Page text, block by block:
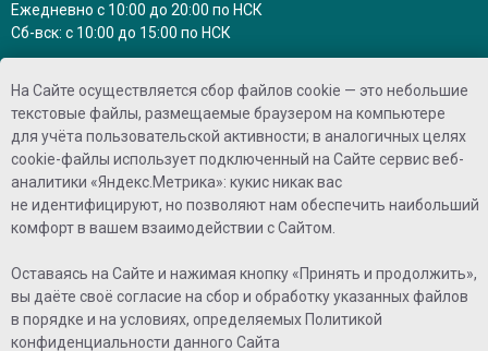
Ежедневно с 10:00 до 20:00 по НСК
Сб-вск: с 10:00 до 15:00 по НСК
и обрабатываются в рабочее время
ПРИНИМАЕМ К ОПЛАТЕ
©2025 - Brow Lash shop
На Сайте осуществляется сбор файлов cookie — это небольшие
текстовые файлы, размещаемые браузером на компьютере
для учёта пользовательской активности; в аналогичных целях
cookie-файлы использует подключенный на Сайте сервис веб-
аналитики «Яндекс.Метрика»: кукис никак вас
не идентифицируют, но позволяют нам обеспечить наибольший
комфорт в вашем взаимодействии с Сайтом.
Оставаясь на Сайте и нажимая кнопку «Принять и продолжить»,
вы даёте своё согласие на сбор и обработку указанных файлов
в порядке и на условиях, определяемых Политикой
конфиденциальности данного Сайта